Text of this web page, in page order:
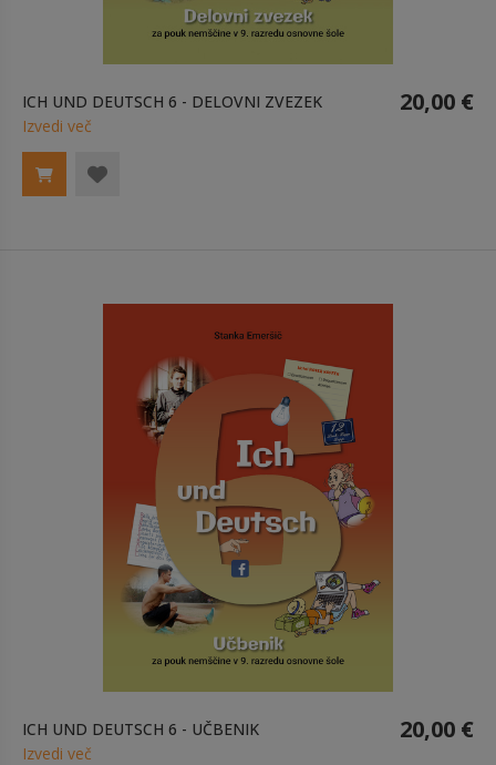
ICH UND DEUTSCH 6 - DELOVNI ZVEZEK 20,00 €
Izvedi več
ICH UND DEUTSCH 6 - UČBENIK 20,00 €
Izvedi več